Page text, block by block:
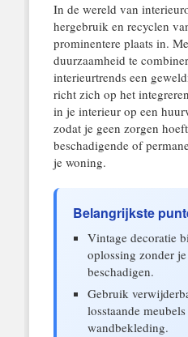
In de wereld van
hergebruik en recyclen
prominentere plaats in.
duurzaamheid te
interieurtrends een
richt zich op het
in je interieur op een
zodat je geen zorgen
beschadigende of
je woning.
Belangrijkste
Vintage decoratie
oplossing zonder
beschadigen.
Gebruik
losstaande
wandbekleding.